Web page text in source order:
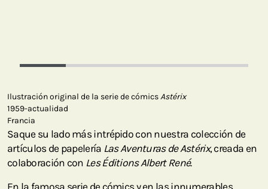
Ilustración original de la serie de cómicsAstérix
1959-actualidad
Francia
Saque su lado más intrépido con nuestra colección de
artículos de papelería Las Aventuras de Astérix, creada en
colaboración con Les Éditions Albert René.